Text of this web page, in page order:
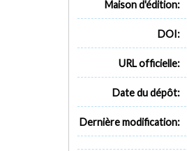
Maison d'édition:
DOI:
URL officielle:
Date du dépôt:
Dernière modification: